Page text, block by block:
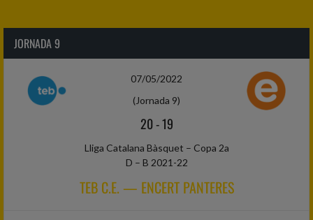
JORNADA 9
07/05/2022
(Jornada 9)
20-19
Lliga Catalana Bàsquet – Copa 2a
D – B 2021-22
TEB C.E. — ENCERT PANTERES